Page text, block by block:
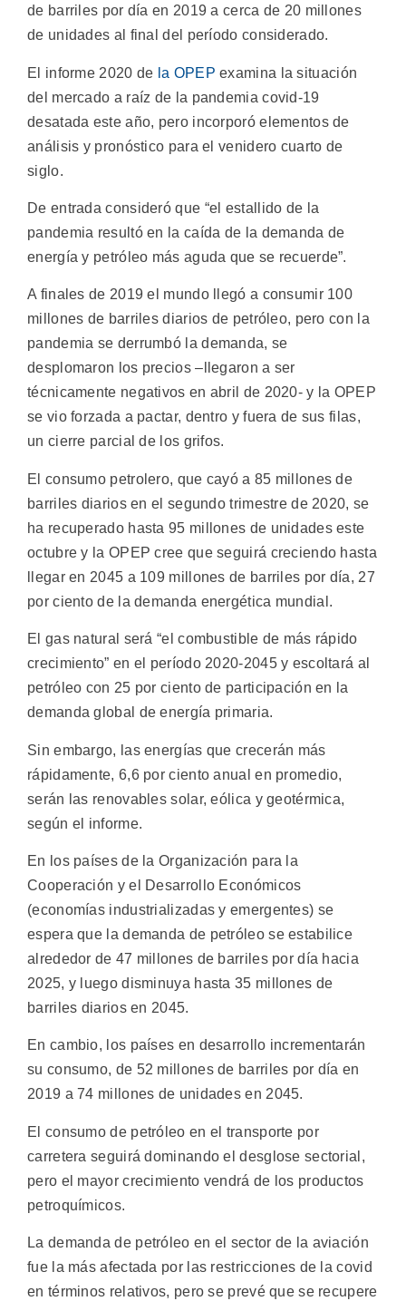
de barriles por día en 2019 a cerca de 20 millones
de unidades al final del período considerado.
El informe 2020 de la OPEPexamina la situación
del mercado a raíz de la pandemia covid-19
desatada este año, pero incorporó elementos de
análisis y pronóstico para el venidero cuarto de
siglo.
De entrada consideró que “el estallido de la
pandemia resultó en la caída de la demanda de
energía y petróleo más aguda que se recuerde”.
A finales de 2019 el mundo llegó a consumir 100
millones de barriles diarios de petróleo, pero con la
pandemia se derrumbó la demanda, se
desplomaron los precios –llegaron a ser
técnicamente negativos en abril de 2020- y la OPEP
se vio forzada a pactar, dentro y fuera de sus filas,
un cierre parcial de los grifos.
El consumo petrolero, que cayó a 85 millones de
barriles diarios en el segundo trimestre de 2020, se
ha recuperado hasta 95 millones de unidades este
octubre y la OPEP cree que seguirá creciendo hasta
llegar en 2045 a 109 millones de barriles por día, 27
por ciento de la demanda energética mundial.
El gas natural será “el combustible de más rápido
crecimiento” en el período 2020-2045 y escoltará al
petróleo con 25 por ciento de participación en la
demanda global de energía primaria.
Sin embargo, las energías que crecerán más
rápidamente, 6,6 por ciento anual en promedio,
serán las renovables solar, eólica y geotérmica,
según el informe.
En los países de la Organización para la
Cooperación y el Desarrollo Económicos
(economías industrializadas y emergentes) se
espera que la demanda de petróleo se estabilice
alrededor de 47 millones de barriles por día hacia
2025, y luego disminuya hasta 35 millones de
barriles diarios en 2045.
En cambio, los países en desarrollo incrementarán
su consumo, de 52 millones de barriles por día en
2019 a 74 millones de unidades en 2045.
El consumo de petróleo en el transporte por
carretera seguirá dominando el desglose sectorial,
pero el mayor crecimiento vendrá de los productos
petroquímicos.
La demanda de petróleo en el sector de la aviación
fue la más afectada por las restricciones de la covid
en términos relativos, pero se prevé que se recupere